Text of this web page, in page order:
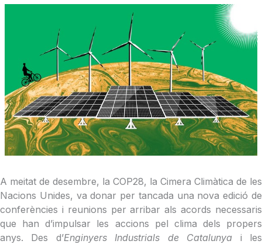
A meitat de desembre, la COP28, la Cimera Climàtica de les
Nacions Unides, va donar per tancada una nova edició de
conferències i reunions per arribar als acords necessaris
que han d’impulsar les accions pel clima dels propers
anys. Des d’Enginyers Industrials de Catalunya i les